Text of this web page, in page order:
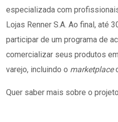
especializada com
Lojas Renner S.A. Ao final, até
participar de um programa de
comercializar seus produtos
varejo, incluindo o marketplace
Quer saber mais sobre o